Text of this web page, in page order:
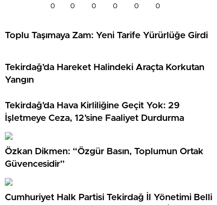
0 0 0 0 0 0
Toplu Taşımaya Zam: Yeni Tarife Yürürlüğe Girdi
Tekirdağ’da Hareket Halindeki Araçta Korkutan
Yangın
Tekirdağ’da Hava Kirliliğine Geçit Yok: 29
İşletmeye Ceza, 12’sine Faaliyet Durdurma
Özkan Dikmen: “Özgür Basın, Toplumun Ortak
Güvencesidir”
Cumhuriyet Halk Partisi Tekirdağ İl Yönetimi Belli